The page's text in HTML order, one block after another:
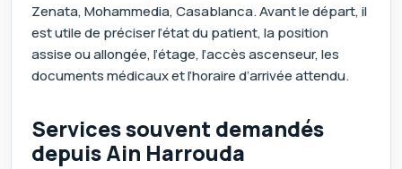
Zenata, Mohammedia, Casablanca. Avant le départ, il
est utile de préciser l’état du patient, la position
assise ou allongée, l’étage, l’accès ascenseur, les
documents médicaux et l’horaire d’arrivée attendu.
Services souvent demandés
depuis Ain Harrouda